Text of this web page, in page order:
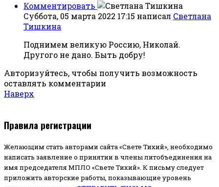
Комментировать
Суббота, 05 марта 2022 17:15 написал Светлана
Тишкина
Поднимем великую Россию, Николай.
Другого не дано. Быть добру!
Авторизуйтесь, чтобы получить возможность
оставлять комментарии
Наверх
Правила регистрации
Желающим стать авторами сайта «Свете Тихий», необходимо
написать заявление о принятии в члены литобъединения на
имя председателя МПЛО «Свете Тихий». К письму следует
приложить авторские работы, показывающие уровень